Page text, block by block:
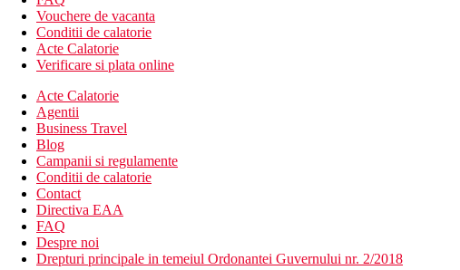
Vouchere de vacanta
Conditii de calatorie
Acte Calatorie
Verificare si plata online
Acte Calatorie
Agentii
Business Travel
Blog
Campanii si regulamente
Conditii de calatorie
Contact
Directiva EAA
FAQ
Despre noi
Drepturi principale in temeiul Ordonantei Guvernului nr. 2/2018